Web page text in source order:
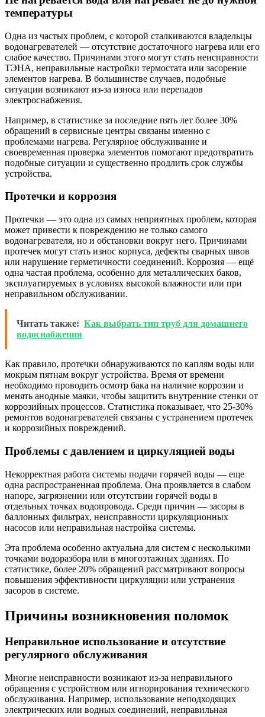
температуры
Одна из частых проблем, с которой сталкиваются владельцы
водонагревателей — отсутствие достаточного нагрева или его
слабое качество. Причинами этого могут стать неисправности
ТЭНА, неправильные настройки термостата или засорение
элементов нагрева. В большинстве случаев, подобные
ситуации возникают из-за износа или перепадов
электроснабжения.
Например, в статистике за последние пять лет более 30%
обращений в сервисные центры связаны именно с
проблемами нагрева. Регулярное обслуживание и
своевременная проверка элементов помогают предотвратить
подобные ситуации и существенно продлить срок службы
устройства.
Протечки и коррозия
Протечки — это одна из самых неприятных проблем, которая
может привести к повреждению не только самого
водонагревателя, но и обстановки вокруг него. Причинами
протечек могут стать износ корпуса, дефекты сварных швов
или нарушение герметичности соединений. Коррозия — ещё
одна частая проблема, особенно для металлических баков,
эксплуатируемых в условиях высокой влажности или при
неправильном обслуживании.
Читать также: Как выбрать тип труб для домашнего
водоснабжения
Как правило, протечки обнаруживаются по каплям воды или
мокрым пятнам вокруг устройства. Время от времени
необходимо проводить осмотр бака на наличие коррозии и
менять анодные маяки, чтобы защитить внутренние стенки от
коррозийных процессов. Статистика показывает, что 25-30%
ремонтов водонагревателей связаны с устранением протечек
и коррозийных повреждений.
Проблемы с давлением и циркуляцией воды
Некорректная работа системы подачи горячей воды — еще
одна распространенная проблема. Она проявляется в слабом
напоре, загрязнении или отсутствии горячей воды в
отдельных точках водопровода. Среди причин — засоры в
баллонных фильтрах, неисправности циркуляционных
насосов или неправильная настройка системы.
Эта проблема особенно актуальна для систем с несколькими
точками водоразбора или в многоэтажных зданиях. По
статистике, более 20% обращений рассматривают вопросы
повышения эффективности циркуляции или устранения
засоров в системе.
Причины возникновения поломок
Неправильное использование и отсутствие
регулярного обслуживания
Многие неисправности возникают из-за неправильного
обращения с устройством или игнорирования технического
обслуживания. Например, использование неподходящих
электрических или водных соединений, неправильная